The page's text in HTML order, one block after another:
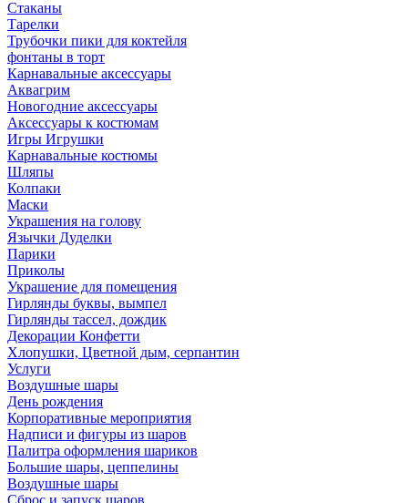
Стаканы
Тарелки
Трубочки пики для коктейля
фонтаны в торт
Карнавальные аксессуары
Аквагрим
Новогодние аксессуары
Аксессуары к костюмам
Игры Игрушки
Карнавальные костюмы
Шляпы
Колпаки
Маски
Украшения на голову
Язычки Дуделки
Парики
Приколы
Украшение для помещения
Гирлянды буквы, вымпел
Гирлянды тассел, дождик
Декорации Конфетти
Хлопушки, Цветной дым, серпантин
Услуги
Воздушные шары
День рождения
Корпоративные мероприятия
Надписи и фигуры из шаров
Палитра оформления шариков
Большие шары, цеппелины
Воздушные шары
Сброс и запуск шаров